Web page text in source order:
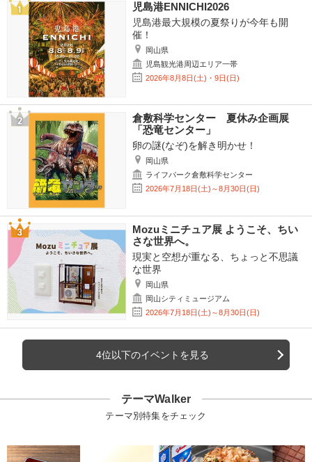
児島港ENNICHI2026
児島港最大規模の夏祭りが今年も開
催！
岡山県
児島観光港周辺エリア一帯
2026年8月8日(土)・9日(日)
倉敷科学センター 夏休み企画展
「恐竜センター」
卵の謎(なぞ)を解き明かせ！
岡山県
ライフパーク倉敷科学センター
2026年7月18日(土)～8月30日(日)
Mozuミニチュア展 ようこそ、ちい
さな世界へ。
現実と空想が重なる、ちょっと不思議
な世界
岡山県
岡山シティミュージアム
2026年7月18日(土)～8月30日(日)
4位以下のイベントを見る
テーマWalker
テーマ別特集をチェック